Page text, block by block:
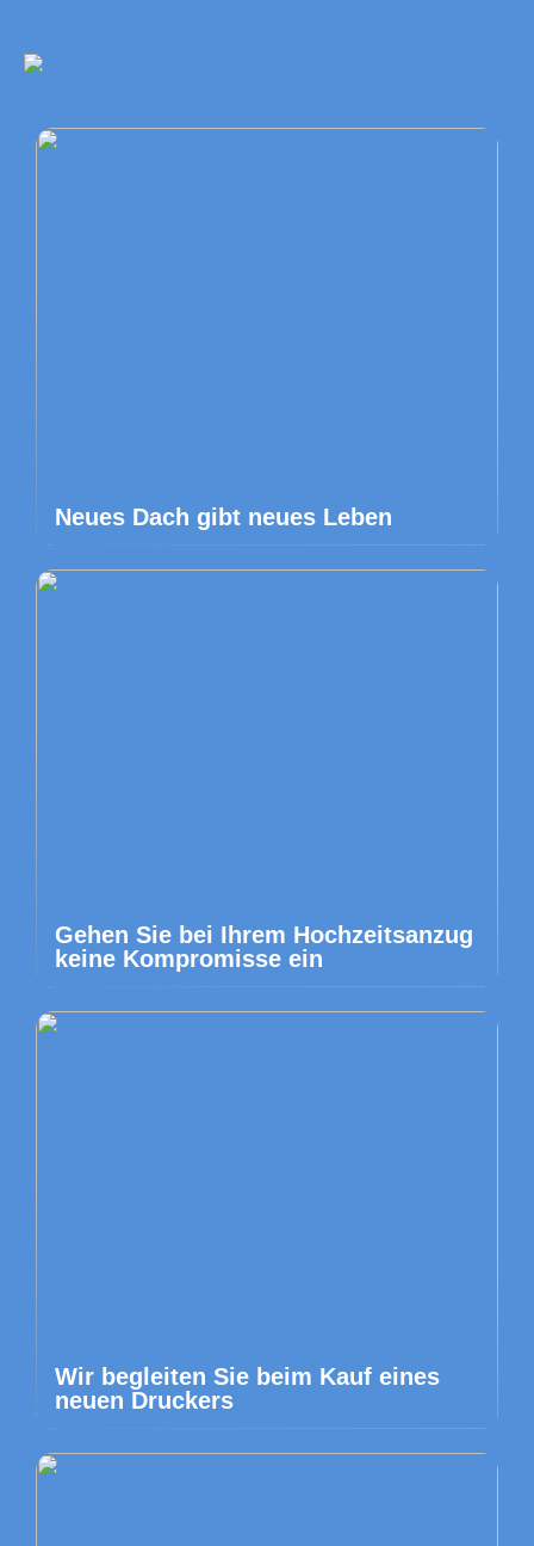
Neues Dach gibt neues Leben
Gehen Sie bei Ihrem Hochzeitsanzug
keine Kompromisse ein
Wir begleiten Sie beim Kauf eines
neuen Druckers